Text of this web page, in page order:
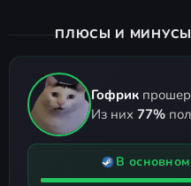
ПЛЮСЫ И МИНУСЫ
Гофрик
Из них 77%
В